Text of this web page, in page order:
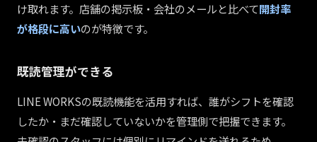
け取れます。店舗の掲示板・会社のメールと比べて開封率
が格段に高いのが特徴です。
既読管理ができる
LINE WORKSの既読機能を活用すれば、誰がシフトを確認
したか・まだ確認していないかを管理側で把握できます。